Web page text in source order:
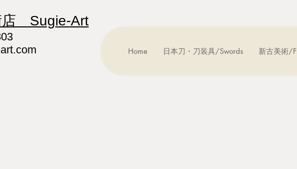
店 Sugie-Art
Home 日本刀・刀装具/Swords 新古美術/